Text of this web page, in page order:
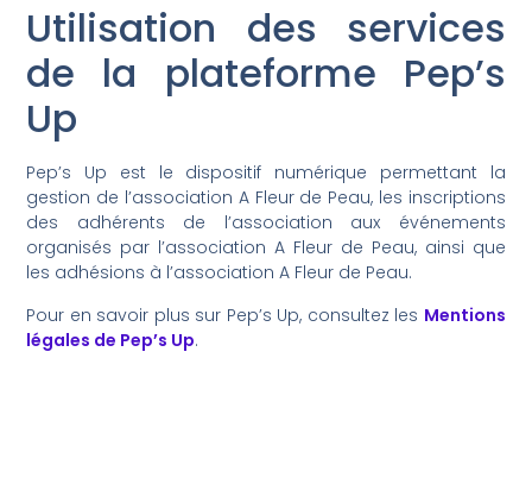
Utilisation des services
de la plateforme Pep’s
Up
Pep’s Up est le dispositif numérique permettant la
gestion de l’association A Fleur de Peau, les inscriptions
des adhérents de l’association aux événements
organisés par l’association A Fleur de Peau, ainsi que
les adhésions à l’association A Fleur de Peau.
Pour en savoir plus sur Pep’s Up, consultez les Mentions
légales de Pep’s Up.